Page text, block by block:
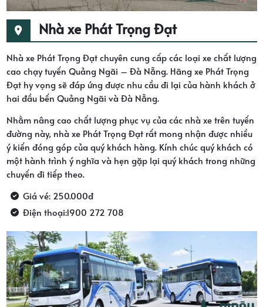
Nhà xe Phát Trọng Đạt
Nhà xe Phát Trọng Đạt chuyên cung cấp các loại xe chất lượng
cao chạy tuyến Quảng Ngãi – Đà Nẵng. Hãng xe Phát Trọng
Đạt hy vọng sẽ đáp ứng được nhu cầu đi lại của hành khách ở
hai đầu bến Quảng Ngãi và Đà Nẵng.
Nhằm nâng cao chất lượng phục vụ của các nhà xe trên tuyến
đường này, nhà xe Phát Trọng Đạt rất mong nhận được nhiều
ý kiến ​​đóng góp của quý khách hàng. Kính chúc quý khách có
một hành trình ý nghĩa và hẹn gặp lại quý khách trong những
chuyến đi tiếp theo.
Giá vé: 250.000đ
Điện thoại:1900 272 708